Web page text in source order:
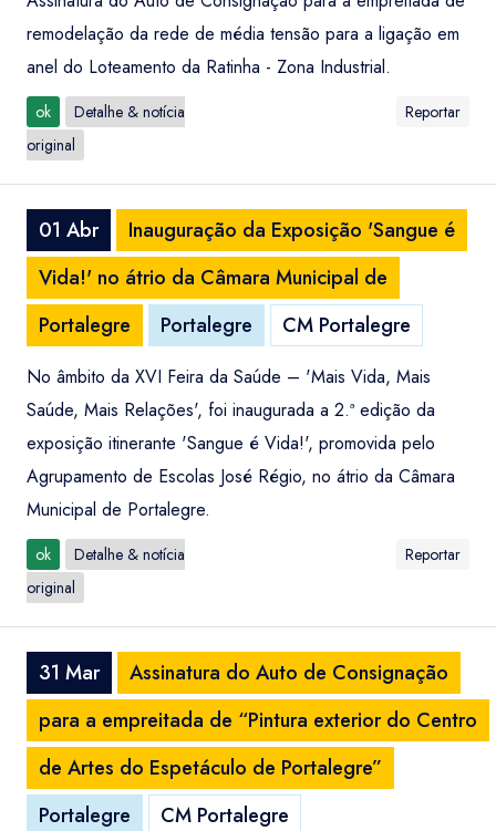
remodelação da rede de média tensão para a ligação em
anel do Loteamento da Ratinha - Zona Industrial.
ok
Detalhe & notícia
original
Reportar
01 Abr
Inauguração da Exposição 'Sangue é
Vida!' no átrio da Câmara Municipal de
Portalegre
Portalegre CM Portalegre
No âmbito da XVI Feira da Saúde – 'Mais Vida, Mais
Saúde, Mais Relações', foi inaugurada a 2.ª edição da
exposição itinerante 'Sangue é Vida!', promovida pelo
Agrupamento de Escolas José Régio, no átrio da Câmara
Municipal de Portalegre.
ok
Detalhe & notícia
original
Reportar
31 Mar
Assinatura do Auto de Consignação
para a empreitada de “Pintura exterior do Centro
de Artes do Espetáculo de Portalegre”
Portalegre
CM Portalegre